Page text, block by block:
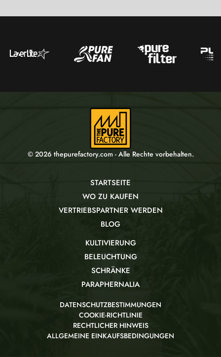
© 2026 thepurefactory.com - Alle Rechte vorbehalten.
STARTSEITE
WO ZU KAUFEN
VERTRIEBSPARTNER WERDEN
BLOG
KULTIVIERUNG
BELEUCHTUNG
SCHRÄNKE
PARAPHERNALIA
DATENSCHUTZBESTIMMUNGEN
COOKIE-RICHTLINIE
RECHTLICHER HINWEIS
ALLGEMEINE EINKAUFSBEDINGUNGEN